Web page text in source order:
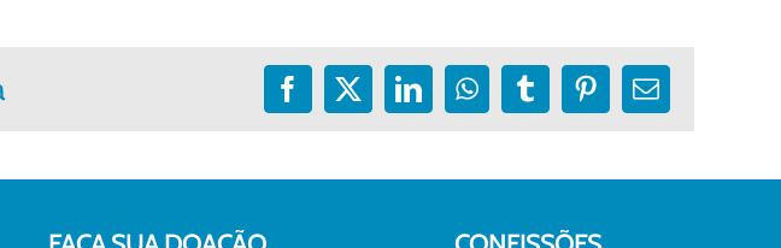
Facebook
X LinkedInWhatsApp
TumblrPinterest
E-